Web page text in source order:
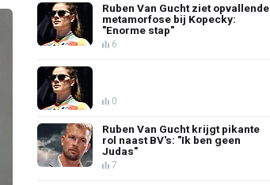
Ruben Van Gucht ziet opvallende
metamorfose bij Kopecky:
"Enorme stap"
6
0
Ruben Van Gucht krijgt pikante
rol naast BV's: "Ik ben geen
Judas"
7